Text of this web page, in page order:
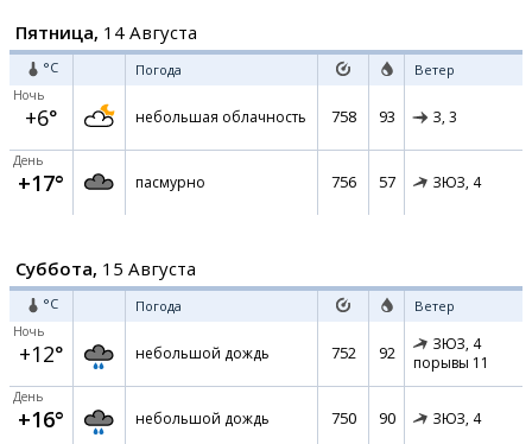
Пятница, 14 Августа
°C Погода Ветер
Ночь
+6° небольшая облачность 758 93 З, 3
День
+17° пасмурно 756 57 ЗЮЗ, 4
Суббота, 15 Августа
°C Погода Ветер
Ночь
+12° небольшой дождь 752 92 ЗЮЗ, 4
порывы 11
День
+16° небольшой дождь 750 90 ЗЮЗ, 4